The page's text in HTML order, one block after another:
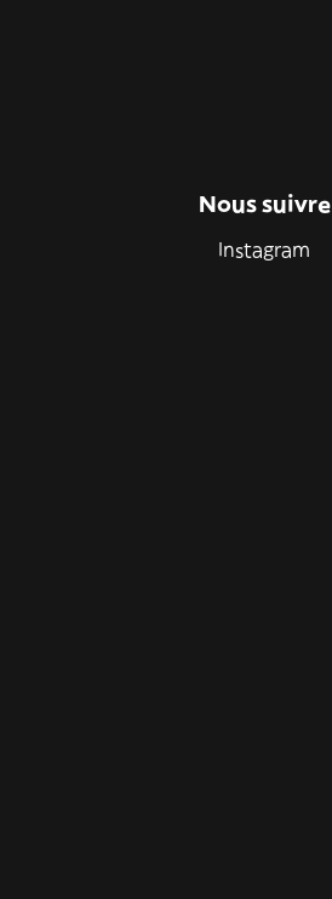
Nous suivre
Instagram